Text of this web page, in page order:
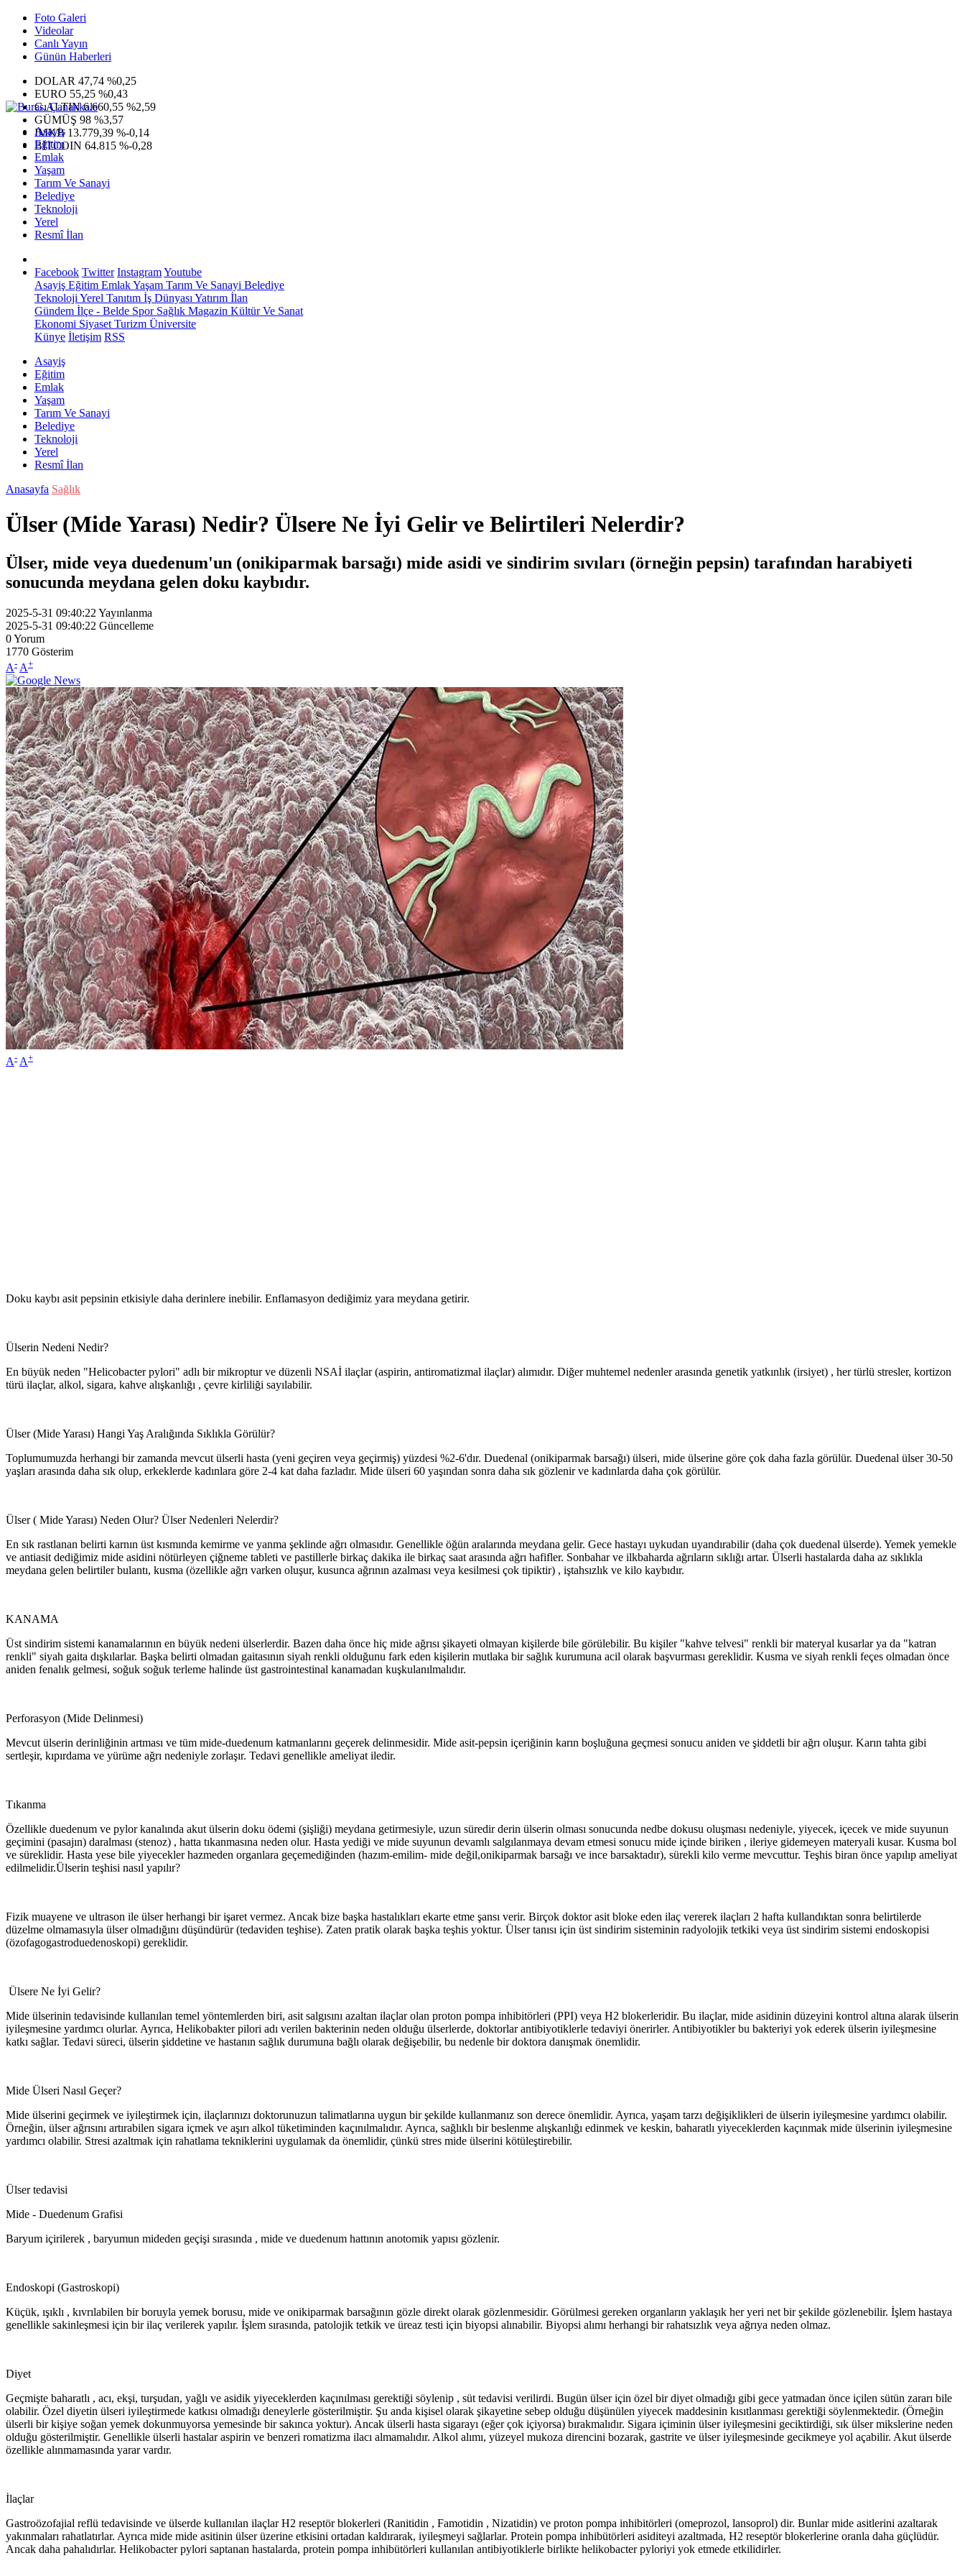
Foto Galeri
Videolar
Canlı Yayın
Günün Haberleri
DOLAR 47,74 %0,25
EURO 55,25 %0,43
G.ALTIN6.660,55 %2,59
GÜMÜŞ 98 %3,57
IMKB 13.779,39 %-0,14
BITCOIN 64.815 %-0,28
Asayiş
Eğitim
Emlak
Yaşam
Tarım Ve Sanayi
Belediye
Teknoloji
Yerel
Resmî İlan
Facebook Twitter InstagramYoutube
Asayiş Eğitim EmlakYaşam Tarım Ve Sanayi Belediye
Teknoloji Yerel Tanıtım İş Dünyası Yatırım İlan
Gündem İlçe - Belde SporSağlık Magazin Kültür Ve Sanat
Ekonomi Siyaset Turizm Üniversite
Künye İletişim RSS
Asayiş
Eğitim
Emlak
Yaşam
Tarım Ve Sanayi
Belediye
Teknoloji
Yerel
Resmî İlan
Anasayfa Sağlık
Ülser (Mide Yarası) Nedir? Ülsere Ne İyi Gelir ve Belirtileri Nelerdir?
Ülser, mide veya duedenum'un (onikiparmak barsağı) mide asidi ve sindirim sıvıları (örneğin pepsin) tarafından harabiyeti
sonucunda meydana gelen doku kaybıdır.
2025-5-31 09:40:22 Yayınlanma
2025-5-31 09:40:22 Güncelleme
0Yorum
1770 Gösterim
A- A+
A- A+
Doku kaybı asit pepsinin etkisiyle daha derinlere inebilir. Enflamasyon dediğimiz yara meydana getirir.
Ülserin Nedeni Nedir?
En büyük neden "Helicobacter pylori" adlı bir mikroptur ve düzenli NSAİ ilaçlar (aspirin, antiromatizmal ilaçlar) alımıdır. Diğer muhtemel nedenler arasında genetik yatkınlık (irsiyet) , her türlü stresler, kortizon
türü ilaçlar, alkol, sigara, kahve alışkanlığı , çevre kirliliği sayılabilir.
Ülser (Mide Yarası) Hangi Yaş Aralığında Sıklıkla Görülür?
Toplumumuzda herhangi bir zamanda mevcut ülserli hasta (yeni geçiren veya geçirmiş) yüzdesi %2-6'dır. Duedenal (onikiparmak barsağı) ülseri, mide ülserine göre çok daha fazla görülür. Duedenal ülser 30-50
yaşları arasında daha sık olup, erkeklerde kadınlara göre 2-4 kat daha fazladır. Mide ülseri 60 yaşından sonra daha sık gözlenir ve kadınlarda daha çok görülür.
Ülser ( Mide Yarası) Neden Olur? Ülser Nedenleri Nelerdir?
En sık rastlanan belirti karnın üst kısmında kemirme ve yanma şeklinde ağrı olmasıdır. Genellikle öğün aralarında meydana gelir. Gece hastayı uykudan uyandırabilir (daha çok duedenal ülserde). Yemek yemekle
ve antiasit dediğimiz mide asidini nötürleyen çiğneme tableti ve pastillerle birkaç dakika ile birkaç saat arasında ağrı hafifler. Sonbahar ve ilkbaharda ağrıların sıklığı artar. Ülserli hastalarda daha az sıklıkla
meydana gelen belirtiler bulantı, kusma (özellikle ağrı varken oluşur, kusunca ağrının azalması veya kesilmesi çok tipiktir) , iştahsızlık ve kilo kaybıdır.
KANAMA
Üst sindirim sistemi kanamalarının en büyük nedeni ülserlerdir. Bazen daha önce hiç mide ağrısı şikayeti olmayan kişilerde bile görülebilir. Bu kişiler "kahve telvesi" renkli bir materyal kusarlar ya da "katran
renkli" siyah gaita dışkılarlar. Başka belirti olmadan gaitasının siyah renkli olduğunu fark eden kişilerin mutlaka bir sağlık kurumuna acil olarak başvurması gereklidir. Kusma ve siyah renkli feçes olmadan önce
aniden fenalık gelmesi, soğuk soğuk terleme halinde üst gastrointestinal kanamadan kuşkulanılmalıdır.
Perforasyon (Mide Delinmesi)
Mevcut ülserin derinliğinin artması ve tüm mide-duedenum katmanlarını geçerek delinmesidir. Mide asit-pepsin içeriğinin karın boşluğuna geçmesi sonucu aniden ve şiddetli bir ağrı oluşur. Karın tahta gibi
sertleşir, kıpırdama ve yürüme ağrı nedeniyle zorlaşır. Tedavi genellikle ameliyat iledir.
Tıkanma
Özellikle duedenum ve pylor kanalında akut ülserin doku ödemi (şişliği) meydana getirmesiyle, uzun süredir derin ülserin olması sonucunda nedbe dokusu oluşması nedeniyle, yiyecek, içecek ve mide suyunun
geçimini (pasajın) daralması (stenoz) , hatta tıkanmasına neden olur. Hasta yediği ve mide suyunun devamlı salgılanmaya devam etmesi sonucu mide içinde biriken , ileriye gidemeyen materyali kusar. Kusma bol
ve süreklidir. Hasta yese bile yiyecekler hazmeden organlara geçemediğinden (hazım-emilim- mide değil,onikiparmak barsağı ve ince barsaktadır), sürekli kilo verme mevcuttur. Teşhis biran önce yapılıp ameliyat
edilmelidir.Ülserin teşhisi nasıl yapılır?
Fizik muayene ve ultrason ile ülser herhangi bir işaret vermez. Ancak bize başka hastalıkları ekarte etme şansı verir. Birçok doktor asit bloke eden ilaç vererek ilaçları 2 hafta kullandıktan sonra belirtilerde
düzelme olmamasıyla ülser olmadığını düşündürür (tedaviden teşhise). Zaten pratik olarak başka teşhis yoktur. Ülser tanısı için üst sindirim sisteminin radyolojik tetkiki veya üst sindirim sistemi endoskopisi
(özofagogastroduedenoskopi) gereklidir.
Ülsere Ne İyi Gelir?
Mide ülserinin tedavisinde kullanılan temel yöntemlerden biri, asit salgısını azaltan ilaçlar olan proton pompa inhibitörleri (PPI) veya H2 blokerleridir. Bu ilaçlar, mide asidinin düzeyini kontrol altına alarak ülserin
iyileşmesine yardımcı olurlar. Ayrıca, Helikobakter pilori adı verilen bakterinin neden olduğu ülserlerde, doktorlar antibiyotiklerle tedaviyi önerirler. Antibiyotikler bu bakteriyi yok ederek ülserin iyileşmesine
katkı sağlar. Tedavi süreci, ülserin şiddetine ve hastanın sağlık durumuna bağlı olarak değişebilir, bu nedenle bir doktora danışmak önemlidir.
Mide Ülseri Nasıl Geçer?
Mide ülserini geçirmek ve iyileştirmek için, ilaçlarınızı doktorunuzun talimatlarına uygun bir şekilde kullanmanız son derece önemlidir. Ayrıca, yaşam tarzı değişiklikleri de ülserin iyileşmesine yardımcı olabilir.
Örneğin, ülser ağrısını artırabilen sigara içmek ve aşırı alkol tüketiminden kaçınılmalıdır. Ayrıca, sağlıklı bir beslenme alışkanlığı edinmek ve keskin, baharatlı yiyeceklerden kaçınmak mide ülserinin iyileşmesine
yardımcı olabilir. Stresi azaltmak için rahatlama tekniklerini uygulamak da önemlidir, çünkü stres mide ülserini kötüleştirebilir.
Ülser tedavisi
Mide - Duedenum Grafisi
Baryum içirilerek , baryumun mideden geçişi sırasında , mide ve duedenum hattının anotomik yapısı gözlenir.
Endoskopi (Gastroskopi)
Küçük, ışıklı , kıvrılabilen bir boruyla yemek borusu, mide ve onikiparmak barsağının gözle direkt olarak gözlenmesidir. Görülmesi gereken organların yaklaşık her yeri net bir şekilde gözlenebilir. İşlem hastaya
genellikle sakinleşmesi için bir ilaç verilerek yapılır. İşlem sırasında, patolojik tetkik ve üreaz testi için biyopsi alınabilir. Biyopsi alımı herhangi bir rahatsızlık veya ağrıya neden olmaz.
Diyet
Geçmişte baharatlı , acı, ekşi, turşudan, yağlı ve asidik yiyeceklerden kaçınılması gerektiği söylenip , süt tedavisi verilirdi. Bugün ülser için özel bir diyet olmadığı gibi gece yatmadan önce içilen sütün zararı bile
olabilir. Özel diyetin ülseri iyileştirmede katkısı olmadığı deneylerle gösterilmiştir. Şu anda kişisel olarak şikayetine sebep olduğu düşünülen yiyecek maddesinin kısıtlanması gerektiği söylenmektedir. (Örneğin
ülserli bir kişiye soğan yemek dokunmuyorsa yemesinde bir sakınca yoktur). Ancak ülserli hasta sigarayı (eğer çok içiyorsa) bırakmalıdır. Sigara içiminin ülser iyileşmesini geciktirdiği, sık ülser mikslerine neden
olduğu gösterilmiştir. Genellikle ülserli hastalar aspirin ve benzeri romatizma ilacı almamalıdır. Alkol alımı, yüzeyel mukoza direncini bozarak, gastrite ve ülser iyileşmesinde gecikmeye yol açabilir. Akut ülserde
özellikle alınmamasında yarar vardır.
İlaçlar
Gastroözofajial reflü tedavisinde ve ülserde kullanılan ilaçlar H2 reseptör blokerleri (Ranitidin , Famotidin , Nizatidin) ve proton pompa inhibitörleri (omeprozol, lansoprol) dir. Bunlar mide asitlerini azaltarak
yakınmaları rahatlatırlar. Ayrıca mide mide asitinin ülser üzerine etkisini ortadan kaldırarak, iyileşmeyi sağlarlar. Protein pompa inhibütörleri asiditeyi azaltmada, H2 reseptör blokerlerine oranla daha güçlüdür.
Ancak daha pahalıdırlar. Helikobacter pylori saptanan hastalarda, protein pompa inhibütörleri kullanılan antibiyotiklerle birlikte helikobacter pyloriyi yok etmede etkilidirler.